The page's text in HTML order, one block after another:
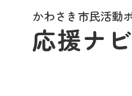
かわさき市民活動
応援ナ